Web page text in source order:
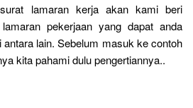
lamaran kerja akan kami beri
pekerjaan yang dapat anda
lain. Sebelum masuk ke contoh
kita pahami dulu pengertiannya..